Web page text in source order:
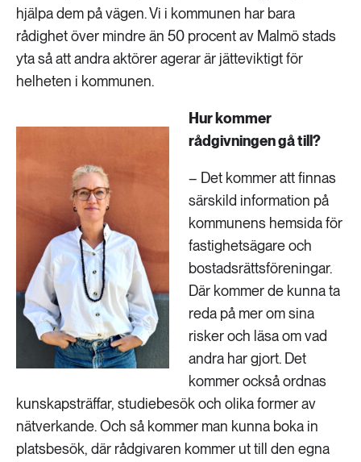
hjälpa dem på vägen. Vi i kommunen har bara
rådighet över mindre än 50 procent av Malmö stads
yta så att andra aktörer agerar är jätteviktigt för
helheten i kommunen.
Hur kommer
rådgivningen gå till?
– Det kommer att finnas
särskild information på
kommunens hemsida för
fastighetsägare och
bostadsrättsföreningar.
Där kommer de kunna ta
reda på mer om sina
risker och läsa om vad
andra har gjort. Det
kommer också ordnas
kunskapsträffar, studiebesök och olika former av
nätverkande. Och så kommer man kunna boka in
platsbesök, där rådgivaren kommer ut till den egna